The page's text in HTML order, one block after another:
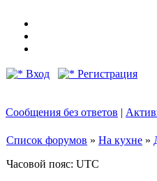
Вход Регистрация
Сообщения без ответов |
Список форумов » На кухне »
Часовой пояс: UTC